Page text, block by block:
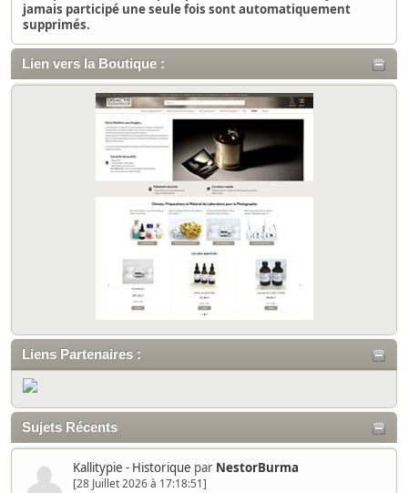
jamais participé une seule fois sont automatiquement
supprimés.
Lien vers la Boutique :
Liens Partenaires :
Sujets Récents
Kallitypie - Historique par NestorBurma
[28 Juillet 2026 à 17:18:51]